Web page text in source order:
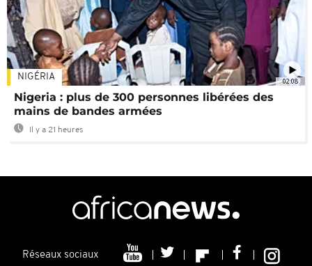
02:08
NIGÉRIA
Nigeria : plus de 300 personnes libérées des
mains de bandes armées
Il y a 21 heures
Réseaux sociaux